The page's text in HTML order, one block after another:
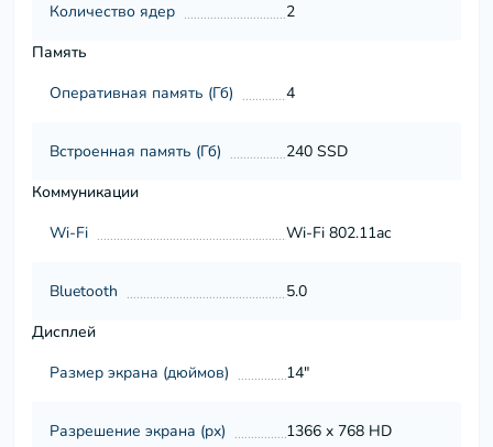
Количество ядер
2
Память
Оперативная память (Гб)
4
Встроенная память (Гб)
240 SSD
Коммуникации
Wi-Fi
Wi-Fi 802.11ac
Bluetooth
5.0
Дисплей
Размер экрана (дюймов)
14"
Разрешение экрана (px) 1366 x 768 HD